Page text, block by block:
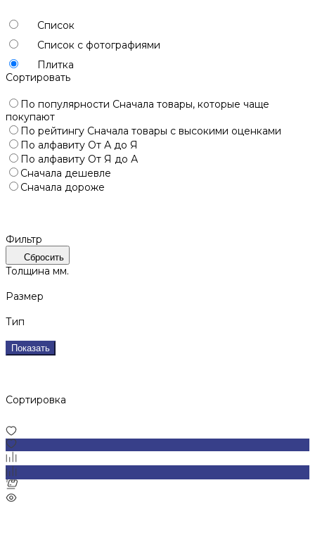
Список
Список с фотографиями
Плитка
Сортировать
По популярности Сначала товары, которые чаще
покупают
По рейтингу Сначала товары с высокими оценками
По алфавиту От А до Я
По алфавиту От Я до А
Сначала дешевле
Сначала дороже
Фильтр
Сбросить
Толщина мм.
Размер
Тип
Показать
Сортировка